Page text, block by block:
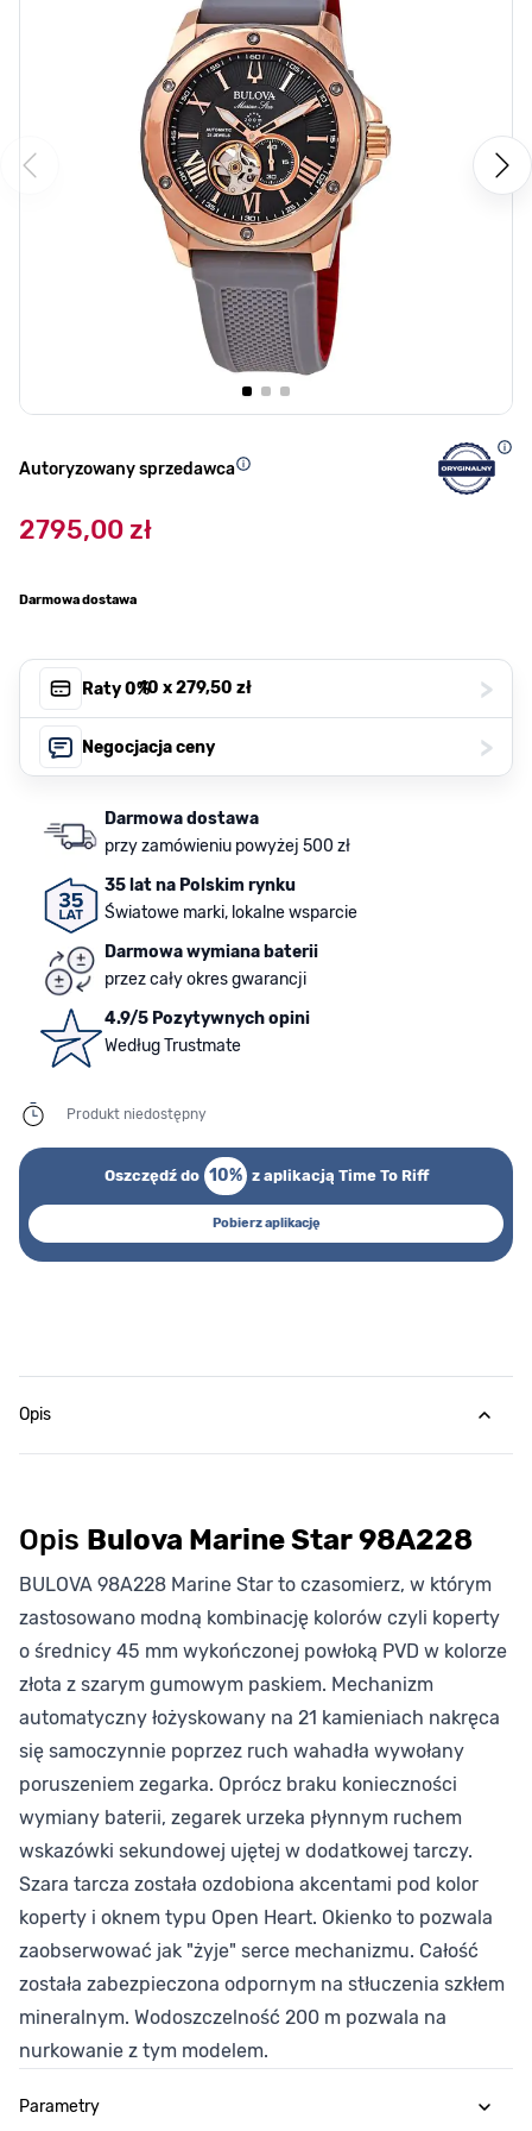
Autoryzowany sprzedawca
2795,00 zł
Darmowa dostawa
Raty 0%, 10 x279,50 zł >
Negocjacja ceny >
Darmowa dostawa
przy zamówieniu powyżej 500 zł
35 lat na Polskim rynku
Światowe marki, lokalne wsparcie
Darmowa wymiana baterii
przez cały okres gwarancji
4.9/5 Pozytywnych opini
Według Trustmate
Produkt niedostępny
Oszczędź do 10% z aplikacją Time To Riff
Pobierz aplikację
Opis
Opis Bulova Marine Star 98A228
BULOVA 98A228 Marine Star to czasomierz, w którym
zastosowano modną kombinację kolorów czyli koperty
o średnicy 45 mm wykończonej powłoką PVD w kolorze
złota z szarym gumowym paskiem. Mechanizm
automatyczny łożyskowany na 21 kamieniach nakręca
się samoczynnie poprzez ruch wahadła wywołany
poruszeniem zegarka. Oprócz braku konieczności
wymiany baterii, zegarek urzeka płynnym ruchem
wskazówki sekundowej ujętej w dodatkowej tarczy.
Szara tarcza została ozdobiona akcentami pod kolor
koperty i oknem typu Open Heart. Okienko to pozwala
zaobserwować jak "żyje" serce mechanizmu. Całość
została zabezpieczona odpornym na stłuczenia szkłem
mineralnym. Wodoszczelność 200 m pozwala na
nurkowanie z tym modelem.
Parametry